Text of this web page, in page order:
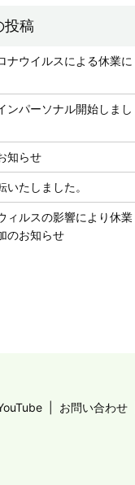
ナウイルスによる休業に
ンパーソナル開始しまし
知らせ
いたしました。
ィルスの影響により休業
のお知らせ
お問い合わせ